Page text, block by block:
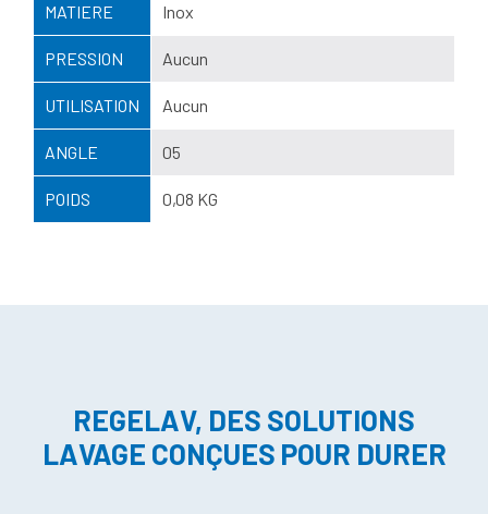
MATIERE Inox
PRESSION Aucun
UTILISATION Aucun
ANGLE 05
POIDS 0,08 KG
REGELAV, DES SOLUTIONS
LAVAGE CONÇUES POUR DURER